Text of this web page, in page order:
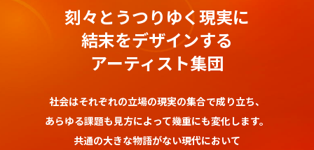
刻々とうつりゆく現実に
結末をデザインする
アーティスト集団
社会はそれぞれの立場の現実の集合で成り立ち、
あらゆる課題も見方によって幾重にも変化します。
共通の大きな物語がない現代において